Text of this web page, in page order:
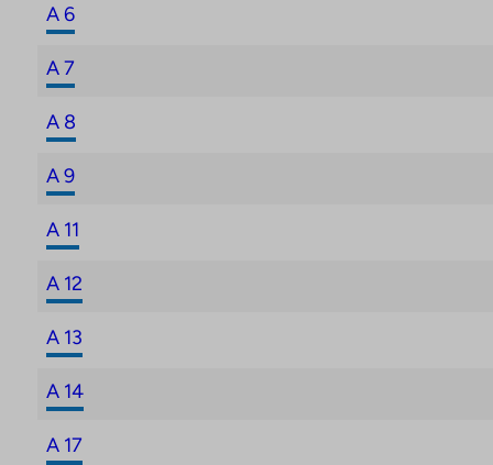
A 6
A 7
A 8
A 9
A 11
A 12
A 13
A 14
A 17